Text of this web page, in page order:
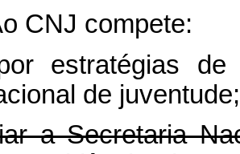
CNJ compete:
estratégias de
de juventude;
a Secretaria